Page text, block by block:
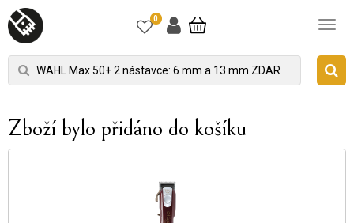
0
Zboží bylo přidáno do košíku